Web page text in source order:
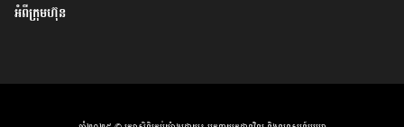
អំពីក្រុមហ៊ុន